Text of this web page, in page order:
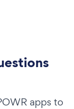
apps to